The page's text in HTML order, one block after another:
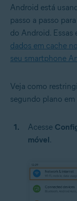
Android está
passo a passo
do Android. Essas
dados em cache
seu smartphone
Veja como
segundo plano
Acesse
móvel.